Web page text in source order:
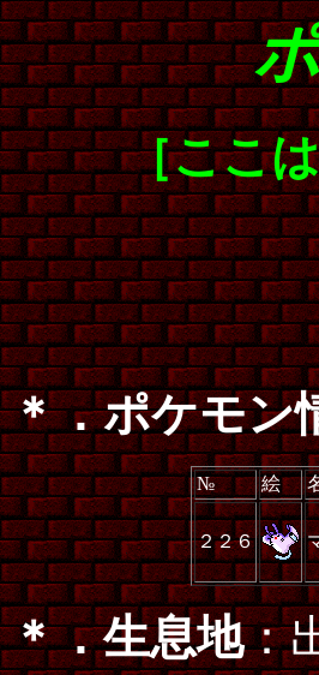
［ここ
＊．ポケモン
№ 絵
２２６
＊．生息地：